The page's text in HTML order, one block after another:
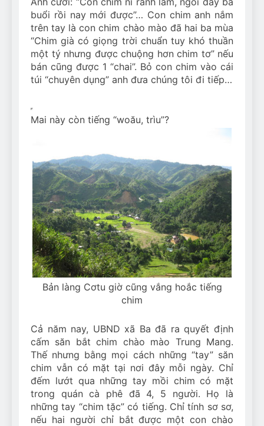
buổi rồi nay mới được”… Con chim anh nắm
trên tay là con chim chào mào đã hai ba mùa
“Chim già có giọng trời chuẩn tuy khó thuần
một tý nhưng được chuộng hơn chim tơ” nếu
bán cũng được 1 “chai”. Bỏ con chim vào cái
túi “chuyên dụng” anh đưa chúng tôi đi tiếp…
Mai này còn tiếng “woău, trìu”?
Bản làng Cơtu giờ cũng vắng hoắc tiếng
chim
Cả năm nay, UBND xã Ba đã ra quyết định
cấm săn bắt chim chào mào Trung Mang.
Thế nhưng bằng mọi cách những “tay” săn
chim vẫn có mặt tại nơi đây mỗi ngày. Chỉ
đếm lướt qua những tay mồi chim có mặt
trong quán cà phê đã 4, 5 người. Họ là
những tay “chim tặc” có tiếng. Chỉ tính sơ sơ,
nếu hai người chỉ bắt được một con chào